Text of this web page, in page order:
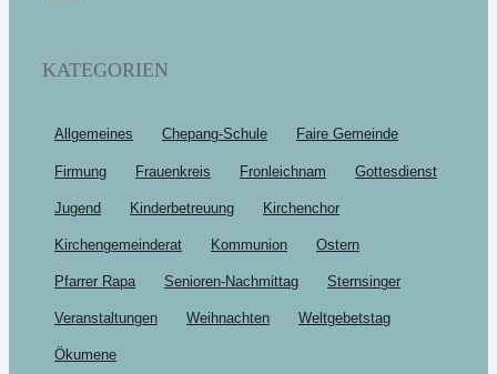
KATEGORIEN
Allgemeines Chepang-Schule Faire Gemeinde
Firmung Frauenkreis Fronleichnam Gottesdienst
Jugend Kinderbetreuung Kirchenchor
Kirchengemeinderat Kommunion Ostern
Pfarrer Rapa Senioren-Nachmittag Sternsinger
Veranstaltungen Weihnachten Weltgebetstag
Ökumene